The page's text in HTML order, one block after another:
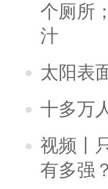
个厕所
汁
太阳表
十多万
视频丨
有多强？